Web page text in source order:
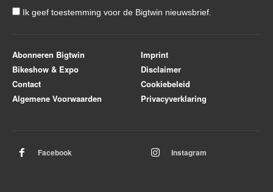
Ik geef toestemming voor de Bigtwin nieuwsbrief.
Abonneren Bigtwin
Bikeshow & Expo
Contact
Algemene Voorwaarden
Imprint
Disclaimer
Cookiebeleid
Privacyverklaring
Facebook Instagram